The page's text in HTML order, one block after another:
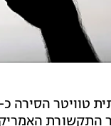
התקשורת